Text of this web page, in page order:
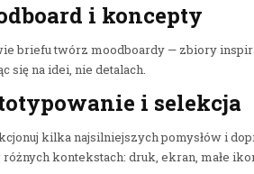
i koncepty
briefu twórz moodboardy — zbiory
się na idei, nie detalach.
i selekcja
kilka najsilniejszych pomysłów i
różnych kontekstach: druk, ekran, małe